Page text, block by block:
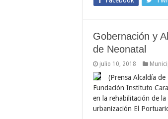
Gobernación y
de Neonatal
julio 10, 2018
(Prensa Alcaldía
Fundación Instituto
en la rehabilitación de
urbanización El